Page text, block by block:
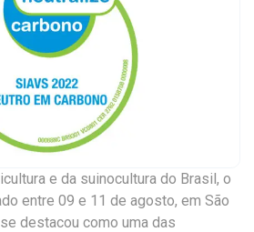
e da suinocultura do Brasil, o
entre 09 e 11 de agosto, em São
destacou como uma das